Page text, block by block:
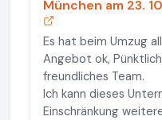
München am 23.
Es hat beim Umzug
Angebot ok,
freundliches Team.
Ich kann dieses
Einschränkung